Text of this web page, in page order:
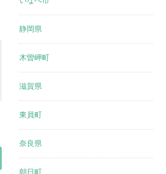
静岡県
木曽岬町
滋賀県
東員町
奈良県
朝日町